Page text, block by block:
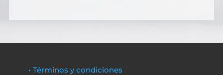
• Términos y condiciones